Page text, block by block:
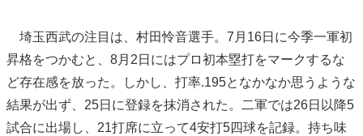
埼玉西武の注目は、村田怜音選手。7月16日に今季一軍初
昇格をつかむと、8月2日にはプロ初本塁打をマークするな
ど存在感を放った。しかし、打率.195となかなか思うような
結果が出ず、25日に登録を抹消された。二軍では26日以降5
試合に出場し、21打席に立って4安打5四球を記録。持ち味